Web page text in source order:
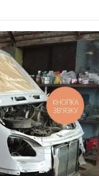
КНОПКА
ЗВ'ЯЗКУ